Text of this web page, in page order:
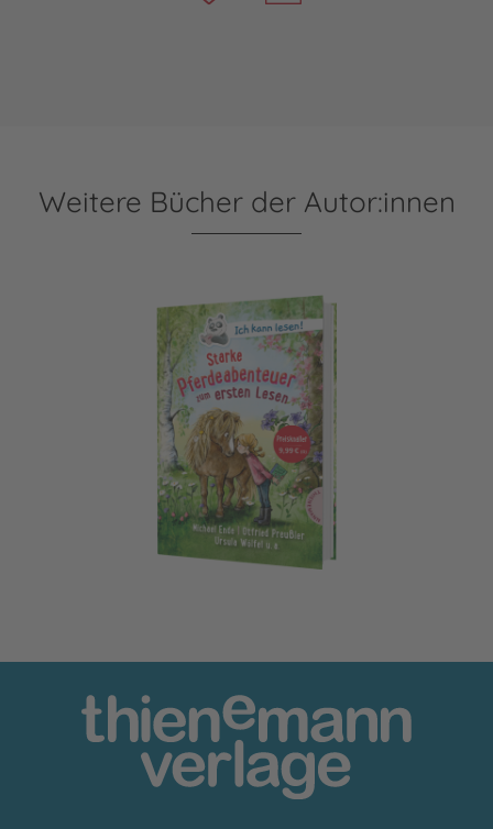
Weitere Bücher der Autor:innen
Ich kann lesen!: Starke Pferdeabenteuer zum ersten Lesen